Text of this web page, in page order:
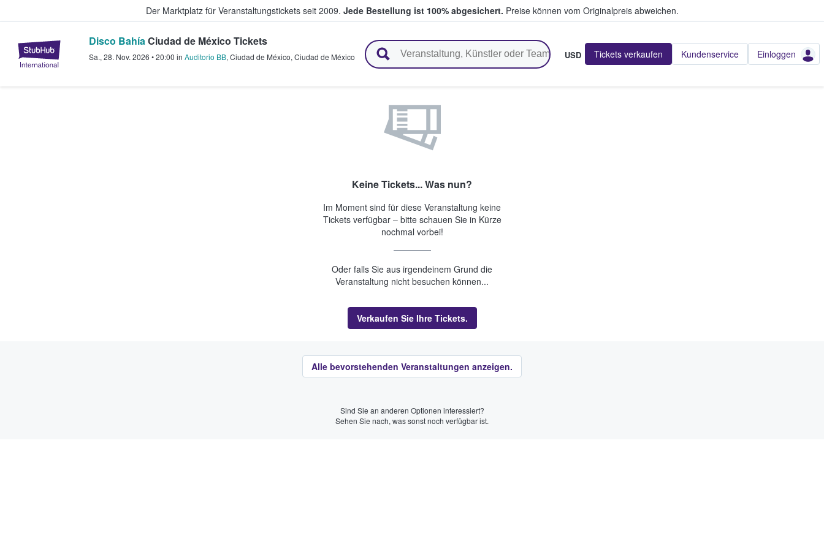
Der Marktplatz für Veranstaltungstickets seit 2009. Jede Bestellung ist 100% abgesichert. Preise können vom Originalpreis abweichen.
StubHub - Wo Fans Tickets kaufen & verkaufen
Disco BahíaCiudad de México Tickets
Sa., 28. Nov. 2026 •20:00 in Auditorio BB, Ciudad de México, Ciudad de México USD Tickets verkaufen Kundenservice Einloggen
Keine Tickets... Was nun?
Im Moment sind für diese Veranstaltung keine
Tickets verfügbar – bitte schauen Sie in Kürze
nochmal vorbei!
Oder falls Sie aus irgendeinem Grund die
Veranstaltung nicht besuchen können...
Verkaufen Sie Ihre Tickets.
Alle bevorstehenden Veranstaltungen anzeigen.
Sind Sie an anderen Optionen interessiert?
Sehen Sie nach, was sonst noch verfügbar ist.